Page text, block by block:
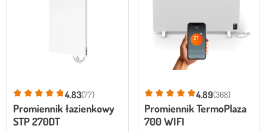
4.83(77)
Promiennik łazienkowy
STP 270DT
4.89(368)
Promiennik TermoPlaza
700 WIFI